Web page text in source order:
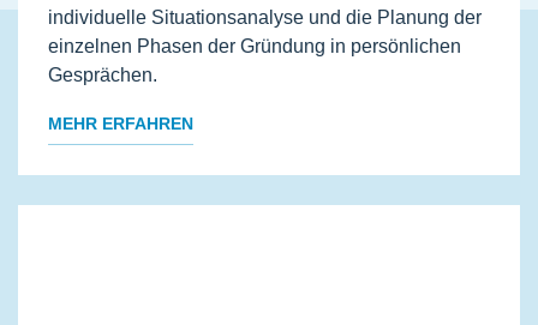
individuelle Situationsanalyse und die Planung der
einzelnen Phasen der Gründung in persönlichen
Gesprächen.
MEHR ERFAHREN